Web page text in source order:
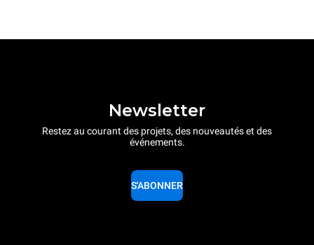
Newsletter
Restez au courant des projets, des nouveautés et des
événements.
S'ABONNER